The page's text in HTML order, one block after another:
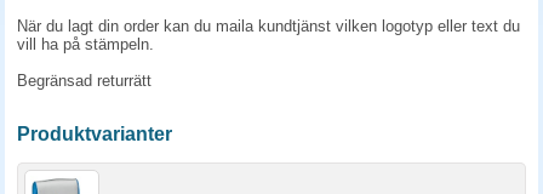
När du lagt din order kan du maila kundtjänst vilken logotyp eller text du
vill ha på stämpeln.
Begränsad returrätt
Produktvarianter